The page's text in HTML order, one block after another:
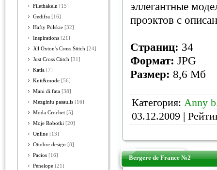
Filethakeln [15]
Gedifra [16]
Hafty Polskie [32]
Inspirations [21]
Jill Oxton's Cross Stitch [24]
Just Cross Ctitch [31]
Katia [7]
Knit&mode [56]
Mani di fata [38]
Mezginiu pasaulis [16]
Moda Crochet [5]
Moje Robotki [20]
Online [13]
Ottobre design [8]
Pacios [16]
Penelope [21]
эллегантные
проэктов с
Страниц: 34
Формат: JPG
Размер: 8,6 Мб
Категория: Anny
03.12.2009 |
Bergere de France №2